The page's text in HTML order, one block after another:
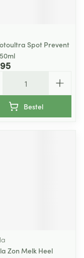
Spot Prevent
Bestel
Zon Melk Heel